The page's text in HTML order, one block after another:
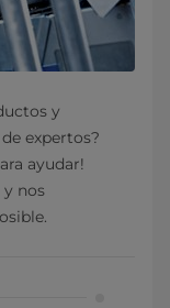
y
expertos?
ayudar!
nos